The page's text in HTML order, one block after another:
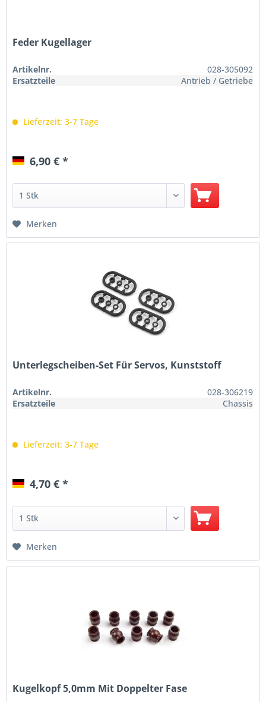
Feder Kugellager
Artikelnr.
028-305092
Ersatzteile
Antrieb / Getriebe
Lieferzeit: 3-7 Tage
6,90 € *
Merken
Unterlegscheiben-Set Für Servos, Kunststoff
Artikelnr.
028-306219
Ersatzteile
Chassis
Lieferzeit: 3-7 Tage
4,70 € *
Merken
Kugelkopf 5,0mm Mit Doppelter Fase